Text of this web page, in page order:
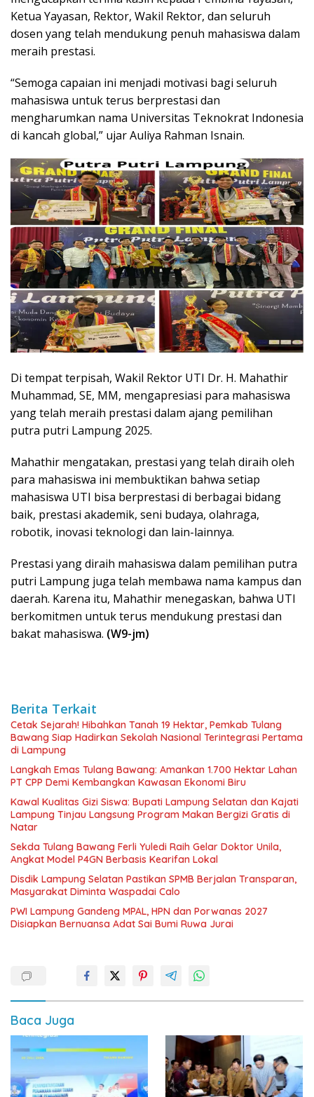
Ketua Yayasan, Rektor, Wakil Rektor, dan seluruh
dosen yang telah mendukung penuh mahasiswa dalam
meraih prestasi.
“Semoga capaian ini menjadi motivasi bagi seluruh
mahasiswa untuk terus berprestasi dan
mengharumkan nama Universitas Teknokrat Indonesia
di kancah global,” ujar Auliya Rahman Isnain.
Di tempat terpisah, Wakil Rektor UTI Dr. H. Mahathir
Muhammad, SE, MM, mengapresiasi para mahasiswa
yang telah meraih prestasi dalam ajang pemilihan
putra putri Lampung 2025.
Mahathir mengatakan, prestasi yang telah diraih oleh
para mahasiswa ini membuktikan bahwa setiap
mahasiswa UTI bisa berprestasi di berbagai bidang
baik, prestasi akademik, seni budaya, olahraga,
robotik, inovasi teknologi dan lain-lainnya.
Prestasi yang diraih mahasiswa dalam pemilihan putra
putri Lampung juga telah membawa nama kampus dan
daerah. Karena itu, Mahathir menegaskan, bahwa UTI
berkomitmen untuk terus mendukung prestasi dan
bakat mahasiswa. (W9-jm)
Berita Terkait
Cetak Sejarah! Hibahkan Tanah 19 Hektar, Pemkab Tulang
Bawang Siap Hadirkan Sekolah Nasional Terintegrasi Pertama
di Lampung
Langkah Emas Tulang Bawang: Amankan 1.700 Hektar Lahan
PT CPP Demi Kembangkan Kawasan Ekonomi Biru
Kawal Kualitas Gizi Siswa: Bupati Lampung Selatan dan Kajati
Lampung Tinjau Langsung Program Makan Bergizi Gratis di
Natar
Sekda Tulang Bawang Ferli Yuledi Raih Gelar Doktor Unila,
Angkat Model P4GN Berbasis Kearifan Lokal
Disdik Lampung Selatan Pastikan SPMB Berjalan Transparan,
Masyarakat Diminta Waspadai Calo
PWI Lampung Gandeng MPAL, HPN dan Porwanas 2027
Disiapkan Bernuansa Adat Sai Bumi Ruwa Jurai
Baca Juga